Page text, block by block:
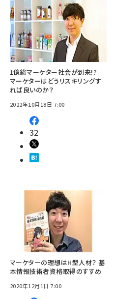
1億総マーケター社会が到来!?
マーケターはどうリスキリングす
れば良いのか？
2022年10月18日 7:00
32
マーケターの理想はH型人材？ 基
本情報技術者資格取得のすすめ
2020年12月1日 7:00